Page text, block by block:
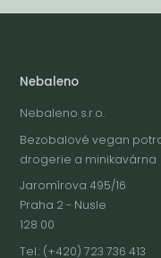
Nebaleno
Nebaleno s.r.o.
Bezobalové vegan
drogerie a minikavárna
Jaromírova 495/16
Praha 2 - Nusle
128 00
Tel.: (+420) 723 736 413